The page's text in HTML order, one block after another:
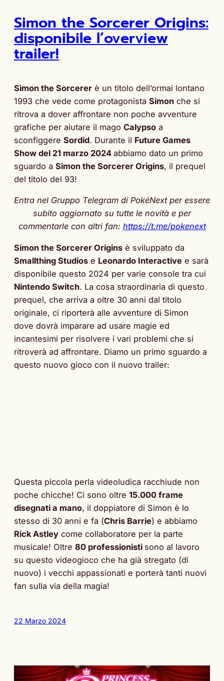
Simon the Sorcerer Origins:
disponibile l’overview
trailer!
Simon the Sorcerer è un titolo dell’ormai lontano
1993 che vede come protagonista Simon che si
ritrova a dover affrontare non poche avventure
grafiche per aiutare il mago Calypso a
sconfiggere Sordid. Durante il Future Games
Show del 21 marzo 2024 abbiamo dato un primo
sguardo a Simon the Sorcerer Origins, il prequel
del titolo del 93!
Entra nel Gruppo Telegram di PokéNext per essere
subito aggiornato su tutte le novità e per
commentarle con altri fan: https://t.me/pokenext
Simon the Sorcerer Origins è sviluppato da
Smallthing Studios e Leonardo Interactive e sarà
disponibile questo 2024 per varie console tra cui
Nintendo Switch. La cosa straordinaria di questo
prequel, che arriva a oltre 30 anni dal titolo
originale, ci riporterà alle avventure di Simon
dove dovrà imparare ad usare magie ed
incantesimi per risolvere i vari problemi che si
ritroverà ad affrontare. Diamo un primo sguardo a
questo nuovo gioco con il nuovo trailer:
Questa piccola perla videoludica racchiude non
poche chicche! Ci sono oltre 15.000 frame
disegnati a mano, il doppiatore di Simon è lo
stesso di 30 anni e fa (Chris Barrie) e abbiamo
Rick Astley come collaboratore per la parte
musicale! Oltre 80 professionisti sono al lavoro
su questo videogioco che ha già stregato (di
nuovo) i vecchi appassionati e porterà tanti nuovi
fan sulla via della magia!
22 Marzo 2024